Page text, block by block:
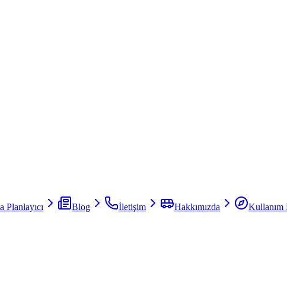
Planlayıcı Blog İletişim Hakkımızda
Kullanım